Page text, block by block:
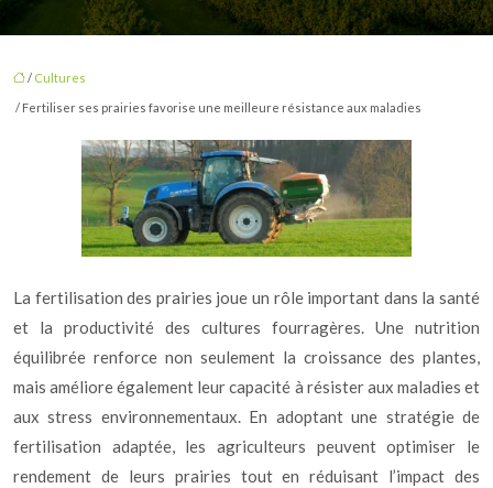
/ Cultures
/ Fertiliser ses prairies favorise une meilleure résistance aux maladies
La fertilisation des prairies joue un rôle important dans la santé
et la productivité des cultures fourragères. Une nutrition
équilibrée renforce non seulement la croissance des plantes,
mais améliore également leur capacité à résister aux maladies et
aux stress environnementaux. En adoptant une stratégie de
fertilisation adaptée, les agriculteurs peuvent optimiser le
rendement de leurs prairies tout en réduisant l’impact des